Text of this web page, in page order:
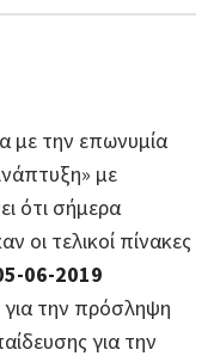
με την επωνυμία
με
ότι σήμερα
οι τελικοί πίνακες
06-2019
την πρόσληψη
για την